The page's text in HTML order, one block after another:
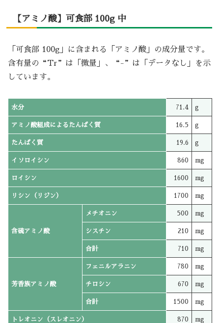
【アミノ酸】可食部 100g 中
「可食部 100g」に含まれる「アミノ酸」の成分量です。
含有量の“Tr”は「微量」、“-”は「データなし」を示
しています。
水分 71.4 g
アミノ酸組成によるたんぱく質 16.5 g
たんぱく質 19.6 g
イソロイシン 860 mg
ロイシン 1600 mg
リシン（リジン） 1700 mg
含硫アミノ酸
メチオニン 500 mg
シスチン 210 mg
合計 710 mg
芳香族アミノ酸
フェニルアラニン 780 mg
チロシン 670 mg
合計 1500 mg
トレオニン（スレオニン） 870 mg